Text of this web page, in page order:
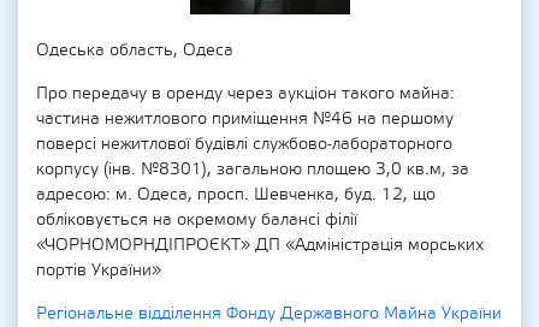
Одеська область, Одеса
Про передачу в оренду через аукціон такого майна:
частина нежитлового приміщення №46 на першому
поверсі нежитлової будівлі службово-лабораторного
корпусу (інв. №8301), загальною площею 3,0 кв.м, за
адресою: м. Одеса, просп. Шевченка, буд. 12, що
обліковується на окремому балансі філії
«ЧОРНОМОРНДІПРОЄКТ» ДП «Адміністрація морських
портів України»
Регіональне відділення Фонду Державного Майна України